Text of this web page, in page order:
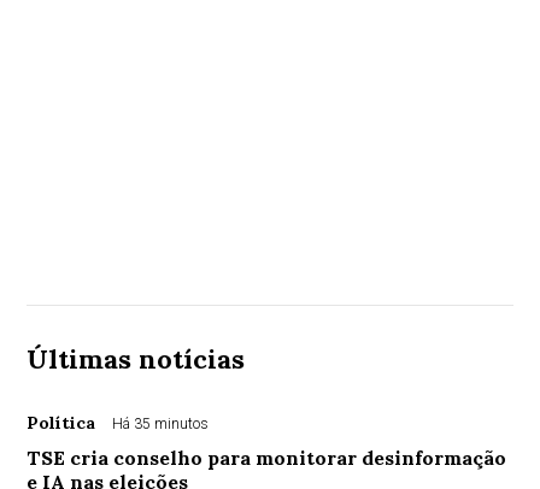
Últimas notícias
Política Há 35 minutos
TSE cria conselho para monitorar desinformação
e IA nas eleições